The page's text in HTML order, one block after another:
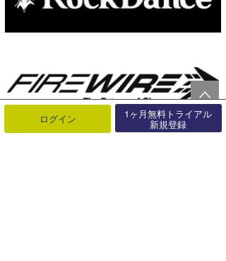
ログイン 1ヶ月無料トライアル
新規登録